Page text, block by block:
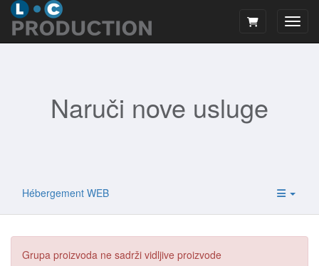
Naruči nove usluge
Hébergement WEB
Grupa proizvoda ne sadrži vidljive proizvode